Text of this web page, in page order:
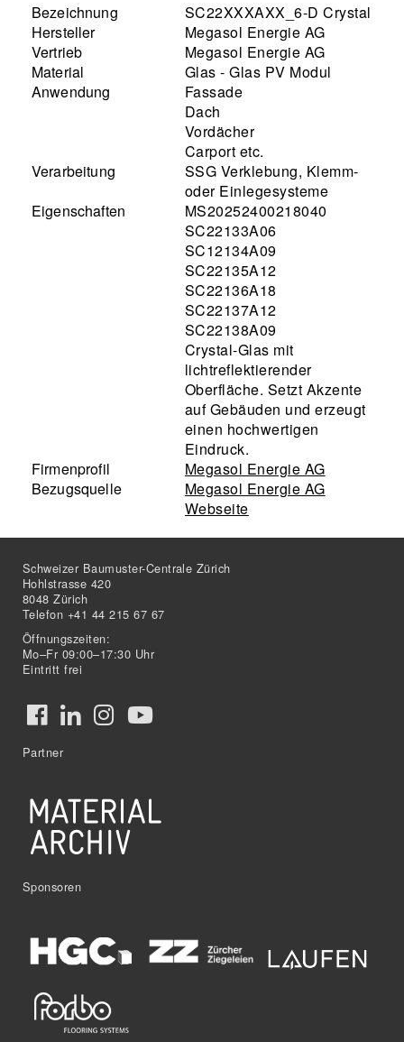
Bezeichnung
SC22XXXAXX_6-D Crystal
Hersteller
Megasol Energie AG
Vertrieb
Megasol Energie AG
Material
Glas - Glas PV Modul
Anwendung
Fassade
Dach
Vordächer
Carport etc.
Verarbeitung
SSG Verklebung, Klemm-
oder Einlegesysteme
Eigenschaften
MS20252400218040
SC22133A06
SC12134A09
SC22135A12
SC22136A18
SC22137A12
SC22138A09
Crystal-Glas mit
lichtreflektierender
Oberfläche. Setzt Akzente
auf Gebäuden und erzeugt
einen hochwertigen
Eindruck.
Firmenprofil
Megasol Energie AG
Bezugsquelle
Megasol Energie AG
Webseite
Schweizer Baumuster-Centrale Zürich
Hohlstrasse 420
8048 Zürich
Telefon +41 44 215 67 67
Öffnungszeiten:
Mo–Fr 09:00–17:30 Uhr
Eintritt frei
Partner
Sponsoren